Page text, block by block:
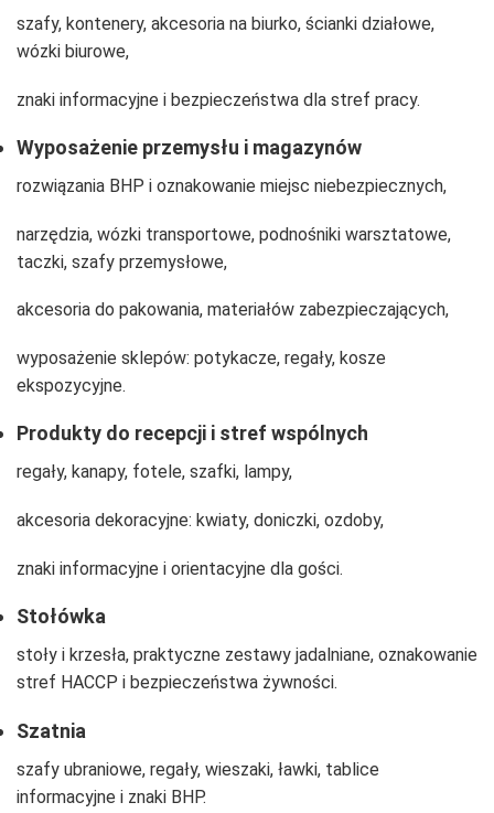
szafy, kontenery, akcesoria na biurko, ścianki działowe,
wózki biurowe,
znaki informacyjne i bezpieczeństwa dla stref pracy.
Wyposażenie przemysłu i magazynów
rozwiązania BHP i oznakowanie miejsc niebezpiecznych,
narzędzia, wózki transportowe, podnośniki warsztatowe,
taczki, szafy przemysłowe,
akcesoria do pakowania, materiałów zabezpieczających,
wyposażenie sklepów: potykacze, regały, kosze
ekspozycyjne.
Produkty do recepcji i stref wspólnych
regały, kanapy, fotele, szafki, lampy,
akcesoria dekoracyjne: kwiaty, doniczki, ozdoby,
znaki informacyjne i orientacyjne dla gości.
Stołówka
stoły i krzesła, praktyczne zestawy jadalniane, oznakowanie
stref HACCP i bezpieczeństwa żywności.
Szatnia
szafy ubraniowe, regały, wieszaki, ławki, tablice
informacyjne i znaki BHP.